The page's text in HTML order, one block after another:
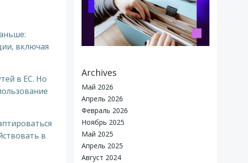
включая
в ЕС. Но
в
Archives
Май 2026
Апрель 2026
Февраль 2026
Ноябрь 2025
Май 2025
Апрель 2025
Август 2024
Created for free using WordPress and